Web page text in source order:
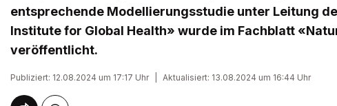
entsprechende Modellierungsstudie unter Leitung
Institute for Global Health» wurde im Fachblatt
veröffentlicht.
Publiziert: 12.08.2024 um 17:17 Uhr Aktualisiert: 13.08.2024 um 16:44 Uhr